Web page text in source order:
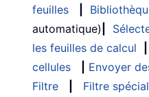
feuilles
automatique)
les feuilles de calcul
cellules
Envoyer
Filtre
Filtre spécial